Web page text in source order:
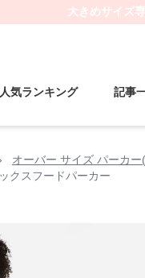
大きめサイズ
気ランキング 記事
オーバー サイズ パーカ
クスフードパーカー